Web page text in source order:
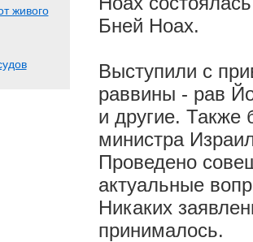
живого
Бней Ноах.
Выступили с
раввины - рав
и другие. Также
министра
Проведено
актуальные
Никаких
принималось.